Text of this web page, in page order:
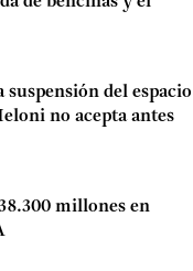
suspensión del espacio
no acepta antes
millones en